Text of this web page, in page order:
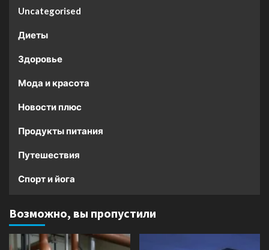
Uncategorised
Диеты
Здоровье
Мода и красота
Новости плюс
Продукты питания
Путешествия
Спорт и йога
Возможно, вы пропустили